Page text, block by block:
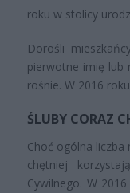
roku w stolicy
Dorośli
pierwotne imię lub
rośnie. W 2016
ŚLUBY CORAZ
Choć ogólna
chętniej
Cywilnego. W